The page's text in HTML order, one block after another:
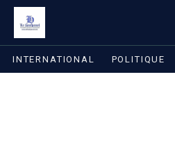
INTERNATIONAL POLITIQUE